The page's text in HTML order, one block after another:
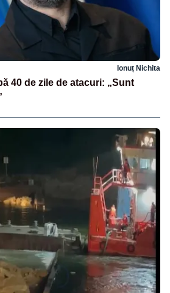
Ionuț Nichita
40 de zile de atacuri: „Sunt